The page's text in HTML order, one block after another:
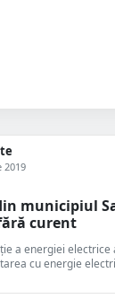
2019
municipiul
curent
a energiei
cu energie